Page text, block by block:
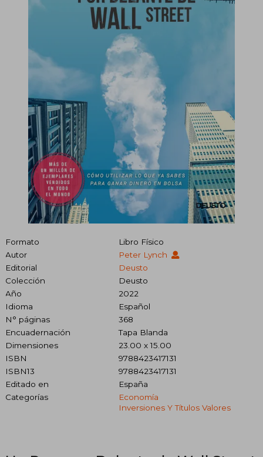
Formato
Libro Físico
Autor
Peter Lynch
Editorial
Deusto
Colección
Deusto
Año
2022
Idioma
Español
N° páginas
368
Encuadernación
Tapa Blanda
Dimensiones
23.00 x 15.00
ISBN
9788423417131
ISBN13
9788423417131
Editado en
España
Categorías
Economía
Inversiones Y Títulos Valores